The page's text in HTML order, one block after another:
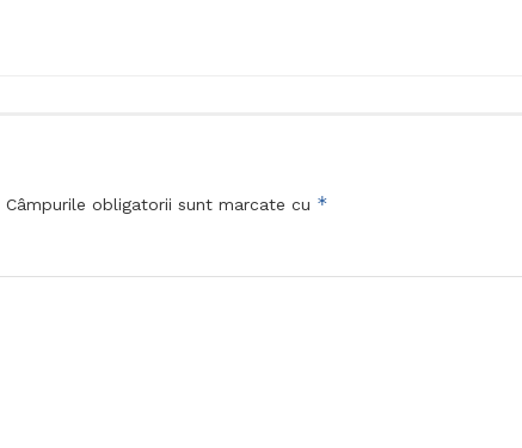
Câmpurile obligatorii sunt marcate cu *